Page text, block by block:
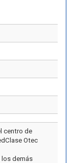
centro de
Otec
demás